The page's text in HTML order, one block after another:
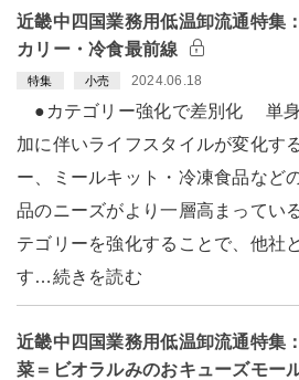
近畿中四国業務用低温卸流通特
カリー・冷食最前線
特集 小売 2024.06.18
●カテゴリー強化で差別化 単身
加に伴いライフスタイルが変化す
ー、ミールキット・冷凍食品など
品のニーズがより一層高まってい
テゴリーを強化することで、他社
す…続きを読む
近畿中四国業務用低温卸流通特集
菜＝ビオラルみのおキューズモー